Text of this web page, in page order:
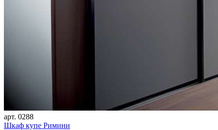
арт. 0288
Шкаф купе Римини